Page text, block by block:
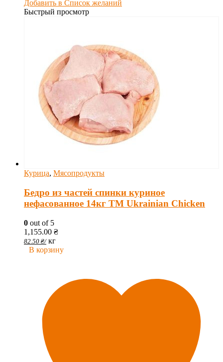
Добавить в Список желаний
Быстрый просмотр
Курица, Мясопродукты
Бедро из частей спинки куриное
нефасованное 14кг ТМ Ukrainian Chicken
0 out of 5
1,155.00 ₴
82.50 ₴/ кг
В корзину